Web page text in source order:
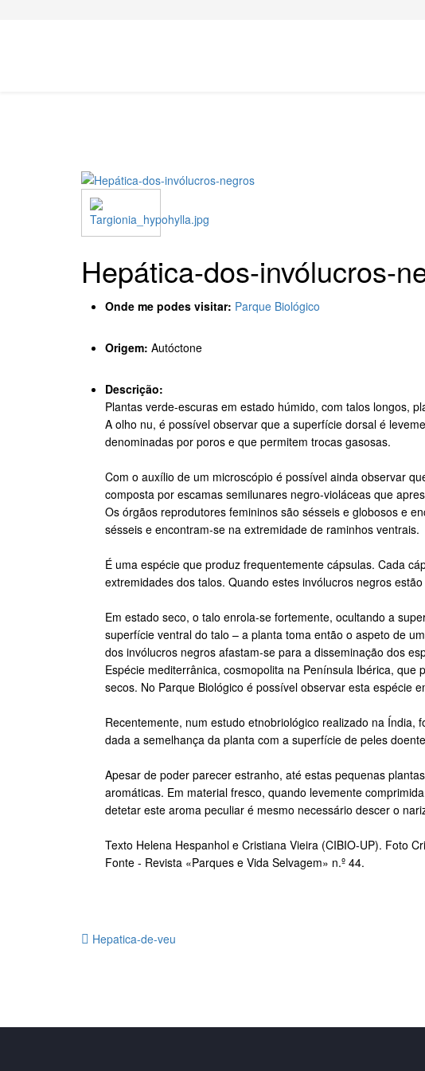
Hepática-dos-invólucros-
Onde me podes visitar: Parque Biológico
Origem: Autóctone
Descrição:
Plantas verde-escuras em estado húmido, com talos longos,
A olho nu, é possível observar que a superfície dorsal é
denominadas por poros e que permitem trocas gasosas.
Com o auxílio de um microscópio é possível ainda observar
composta por escamas semilunares negro-violáceas que
Os órgãos reprodutores femininos são sésseis e globosos e
sésseis e encontram-se na extremidade de raminhos ventrais.
É uma espécie que produz frequentemente cápsulas. Cada
extremidades dos talos. Quando estes invólucros negros
Em estado seco, o talo enrola-se fortemente, ocultando a
superfície ventral do talo – a planta toma então o aspeto de
dos invólucros negros afastam-se para a disseminação dos
Espécie mediterrânica, cosmopolita na Península Ibérica,
secos. No Parque Biológico é possível observar esta espécie
Recentemente, num estudo etnobriológico realizado na
dada a semelhança da planta com a superfície de peles
Apesar de poder parecer estranho, até estas pequenas
aromáticas. Em material fresco, quando levemente
detetar este aroma peculiar é mesmo necessário descer o
Texto Helena Hespanhol e Cristiana Vieira (CIBIO-UP). Foto
Fonte - Revista «Parques e Vida Selvagem» n.º 44.
Hepatica-de-veu